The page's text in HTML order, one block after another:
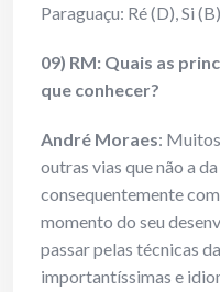
Paraguaçu: Ré (D), Si
09) RM: Quais as
que conhecer?
André Moraes:
outras vias que não a
consequentemente
momento do seu
passar pelas técnicas
importantíssimas e